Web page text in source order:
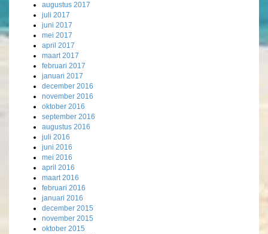
augustus 2017
juli 2017
juni 2017
mei 2017
april 2017
maart 2017
februari 2017
januari 2017
december 2016
november 2016
oktober 2016
september 2016
augustus 2016
juli 2016
juni 2016
mei 2016
april 2016
maart 2016
februari 2016
januari 2016
december 2015
november 2015
oktober 2015